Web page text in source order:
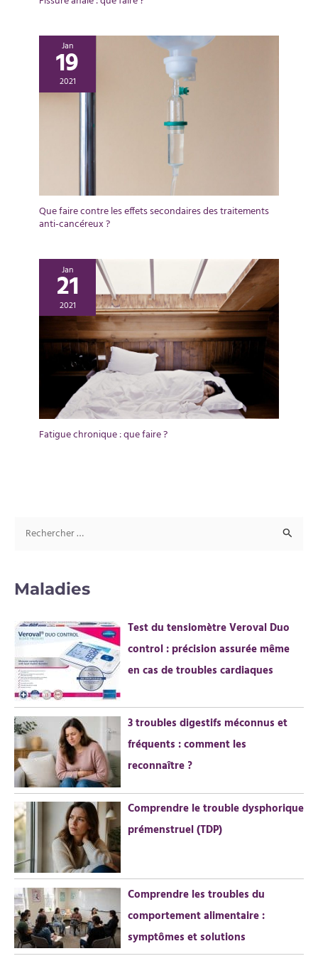
Jan
19
2021
Que faire contre les effets secondaires des traitements
anti-cancéreux ?
Jan
21
2021
Fatigue chronique : que faire ?
h
r
c
h
e
r
:
Maladies
Test du tensiomètre Veroval Duo
control : précision assurée même
en cas de troubles cardiaques
3 troubles digestifs méconnus et
fréquents : comment les
reconnaître ?
Comprendre le trouble dysphorique
prémenstruel (TDP)
Comprendre les troubles du
comportement alimentaire :
symptômes et solutions